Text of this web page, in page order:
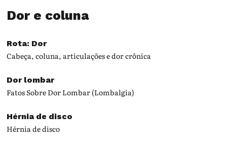
Dor e coluna
Rota: Dor
Cabeça, coluna, articulações e dor crônica
Dor lombar
Fatos Sobre Dor Lombar (Lombalgia)
Hérnia de disco
Hérnia de disco